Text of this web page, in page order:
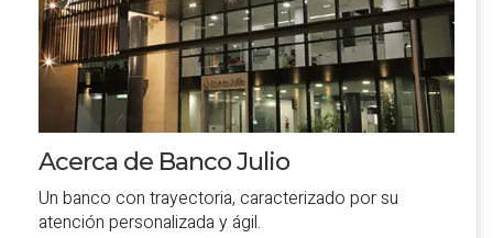
Acerca de Banco Julio
Un banco con trayectoria, caracterizado por su
atención personalizada y ágil.